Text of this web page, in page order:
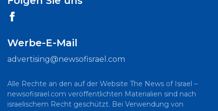
Werbe-E-Mail
advertising@newsofisrael.com
Alle Rechte an den auf der Website The News of Israel –
newsofisrael.com veröffentlichten Materialien sind nach
israelischem Recht geschützt. Bei Verwendung von